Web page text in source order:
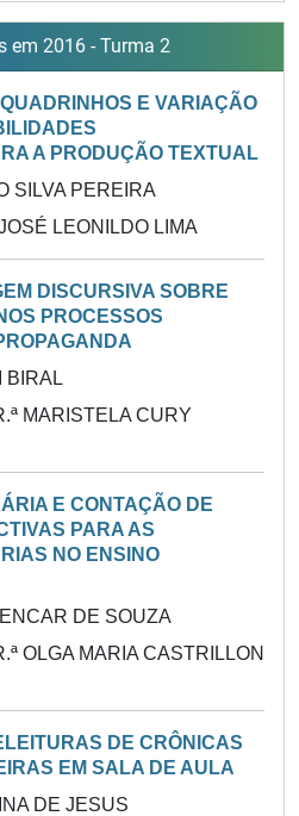
em 2016 - Turma 2
E VARIAÇÃO
A PRODUÇÃO TEXTUAL
SILVA PEREIRA
LEONILDO LIMA
DISCURSIVA SOBRE
PROCESSOS
BIRAL
MARISTELA CURY
E CONTAÇÃO DE
PARA AS
NO ENSINO
DE SOUZA
OLGA MARIA CASTRILLON
DE CRÔNICAS
EM SALA DE AULA
DE JESUS